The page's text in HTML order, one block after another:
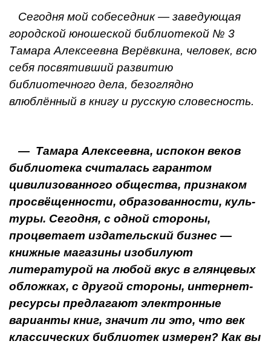
Сегодня мой собеседник — заведующая
городской юношеской библиотекой № 3
Тамара Алексеевна Верёвкина, человек, всю
себя посвятивший развитию
библиотечного дела, безоглядно
влюблённый в книгу и русскую словесность.
— Тамара Алексеевна, испокон веков
библиотека считалась гарантом
цивилизованного общества, признаком
просвёщенности, образованности, куль­
туры. Сегодня, с одной стороны,
процветает из­дательский бизнес —
книжные магазины изобилуют
литературой на любой вкус в глянцевых
облож­ках, с другой стороны, интернет-
ресурсы предла­гают электронные
варианты книг, значит ли это, что век
классических библиотек измерен? Как вы